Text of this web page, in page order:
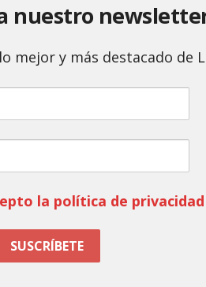
nuestro
mejor y más destacado de
la política de privacidad